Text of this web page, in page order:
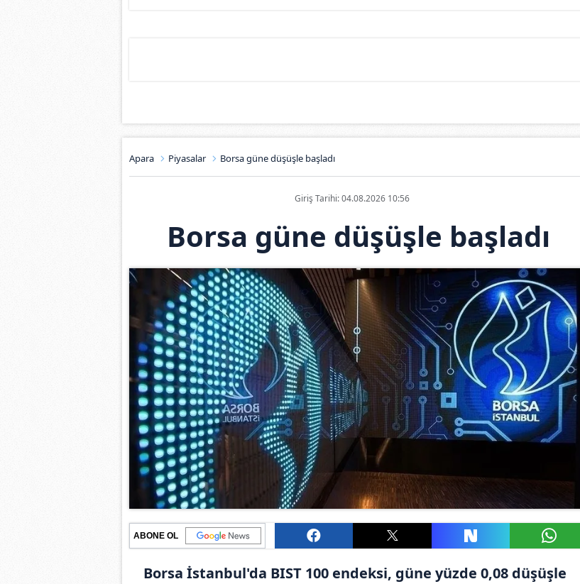
Apara Piyasalar Borsa güne düşüşle başladı
Giriş Tarihi: 04.08.2026 10:56
Borsa güne düşüşle başladı
ABONE OL
Borsa İstanbul'da BIST 100 endeksi, güne yüzde 0,08 düşüşle